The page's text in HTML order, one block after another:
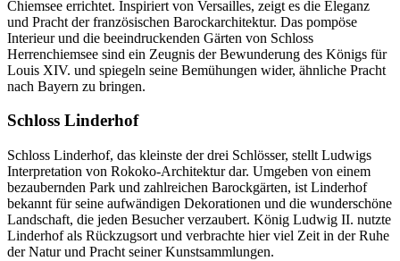
Chiemsee errichtet. Inspiriert von Versailles, zeigt es die Eleganz
und Pracht der französischen Barockarchitektur. Das pompöse
Interieur und die beeindruckenden Gärten von Schloss
Herrenchiemsee sind ein Zeugnis der Bewunderung des Königs für
Louis XIV. und spiegeln seine Bemühungen wider, ähnliche Pracht
nach Bayern zu bringen.
Schloss Linderhof
Schloss Linderhof, das kleinste der drei Schlösser, stellt Ludwigs
Interpretation von Rokoko-Architektur dar. Umgeben von einem
bezaubernden Park und zahlreichen Barockgärten, ist Linderhof
bekannt für seine aufwändigen Dekorationen und die wunderschöne
Landschaft, die jeden Besucher verzaubert. König Ludwig II. nutzte
Linderhof als Rückzugsort und verbrachte hier viel Zeit in der Ruhe
der Natur und Pracht seiner Kunstsammlungen.